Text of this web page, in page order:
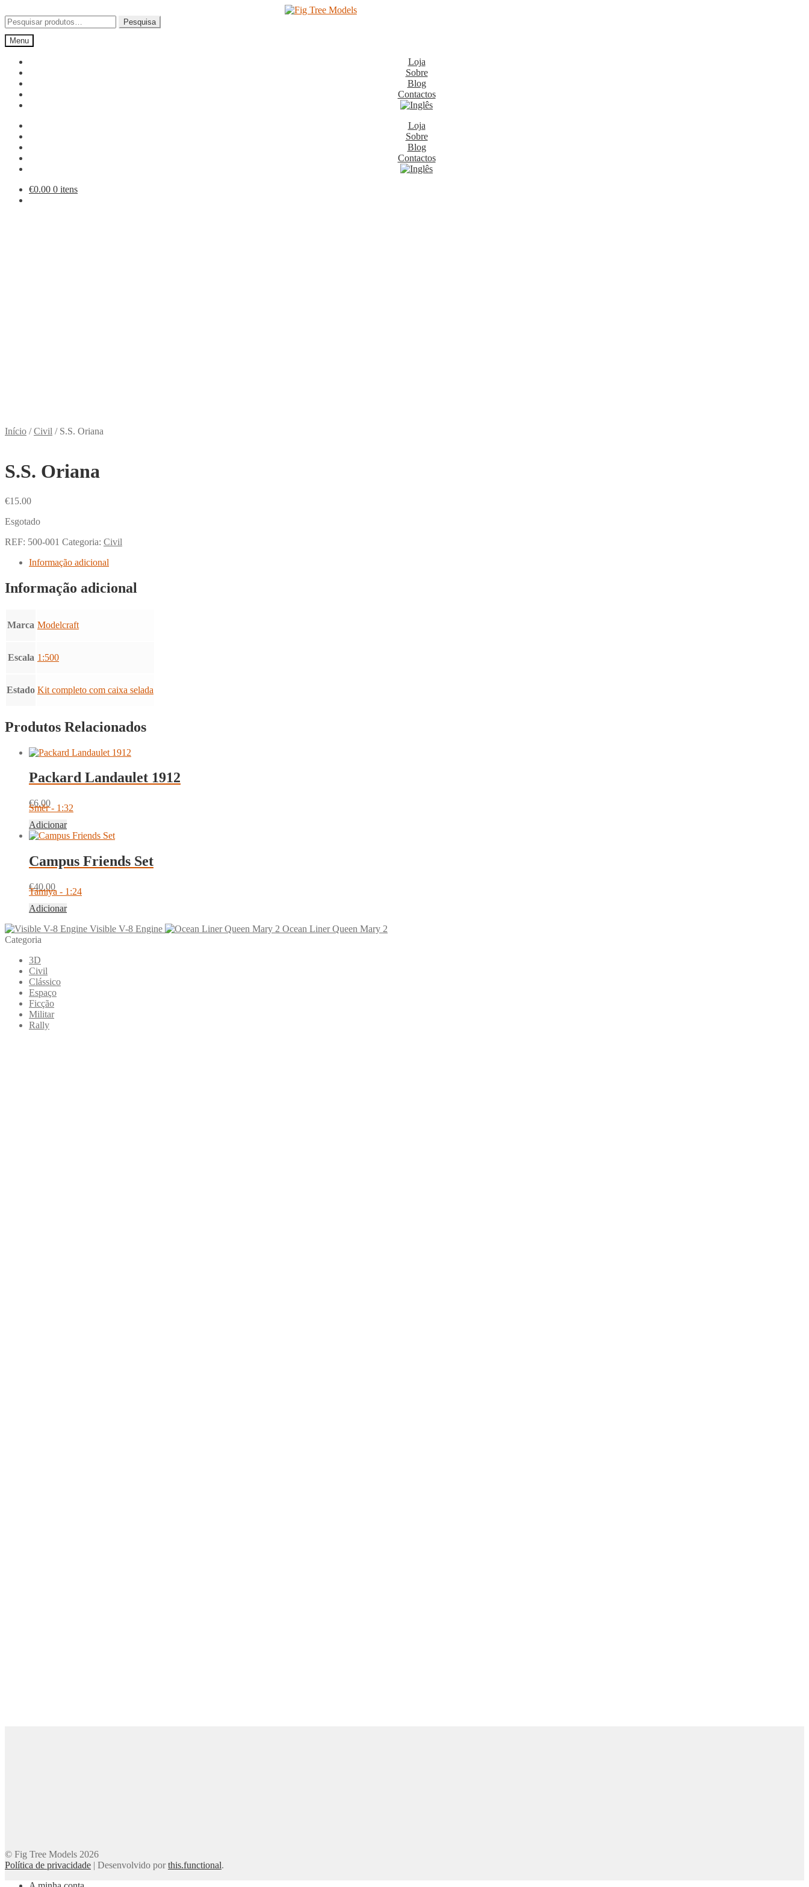
para
a
navegação
para
o
conteúdo
Pesquisar
por:
Pesquisa
Menu
Loja
Sobre
Blog
Contactos
Loja
Sobre
Blog
Contactos
€0.00 0 itens
Início /Civil / S.S. Oriana
S.S. Oriana
€15.00
Esgotado
REF: 500-001 Categoria: Civil
Informação adicional
Informação adicional
Marca Modelcraft
Escala 1:500
Estado Kit completo com caixa selada
Produtos Relacionados
Packard Landaulet 1912
€6.00
Směr - 1:32
Adicionar
Campus Friends Set
€40.00
Tamiya - 1:24
Adicionar
Visible V-8 Engine
Ocean Liner Queen Mary 2
Categoria
3D
Civil
Clássico
Espaço
Ficção
Militar
Rally
© Fig Tree Models 2026
Política de privacidade | Desenvolvido porthis.functional.